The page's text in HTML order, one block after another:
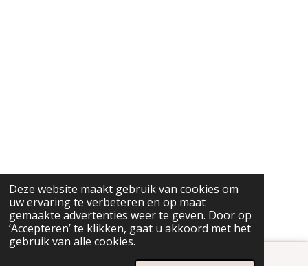
Deze website maakt gebruik van cookies om
uw ervaring te verbeteren en op maat
gemaakte advertenties weer te geven. Door op
‘Accepteren’ te klikken, gaat u akkoord met het
gebruik van alle cookies.